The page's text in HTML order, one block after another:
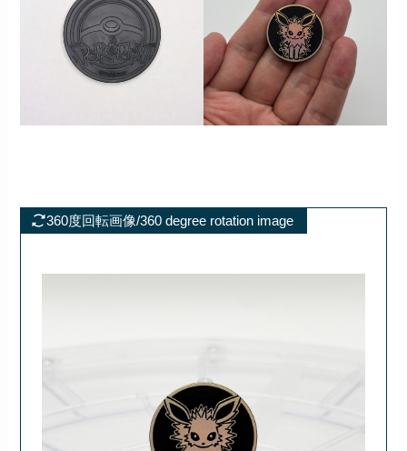
360度回転画像/360 degree rotation image